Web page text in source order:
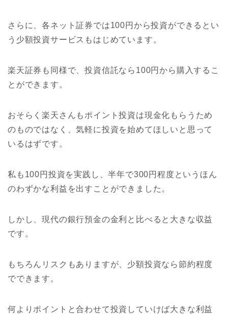
さらに、各ネット証券では100円から投資ができるとい
う少額投資サービスもはじめています。
楽天証券も同様で、投資信託なら100円から購入するこ
とができます。
おそらく楽天さんもポイント投資は現金化もらうため
のものではなく、気軽に投資を始めてほしいと思って
いるはずです。
私も100円投資を実践し、半年で300円程度というほん
のわずかな利益を出すことができました。
しかし、現代の銀行預金の金利と比べると大きな収益
です。
もちろんリスクもありますが、少額投資なら節約程度
でできます。
何よりポイントと合わせて投資していけば大きな利益